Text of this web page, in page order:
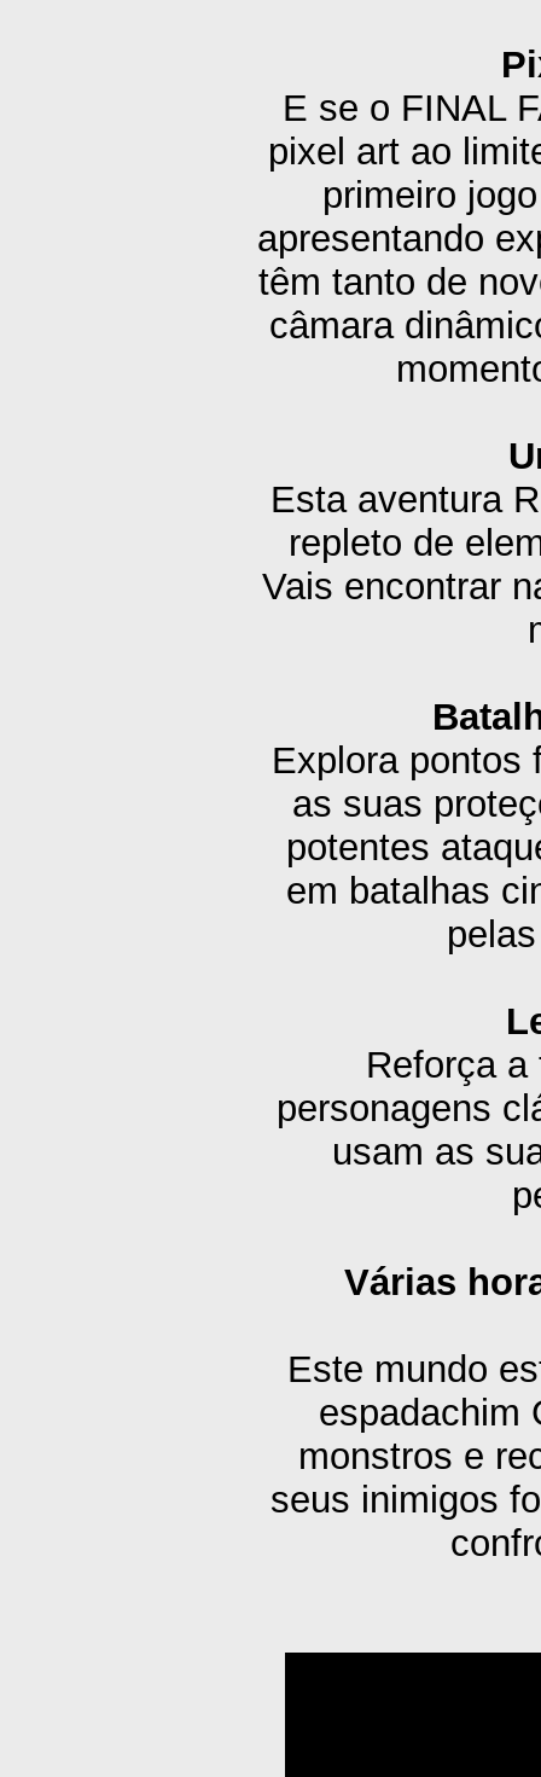
E se o FINAL
pixel art ao
primeiro
apresentando
têm tanto de
câmara
Esta aventura
repleto de
Vais encontrar
Explora pontos
as suas
potentes
em batalhas
Reforça
personagens
usam as
Várias
Este mundo
espadachim
monstros e
seus inimigos